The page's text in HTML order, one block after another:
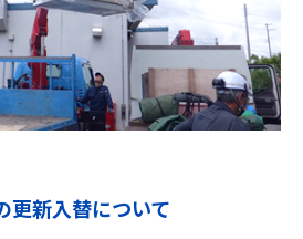
更新入替について